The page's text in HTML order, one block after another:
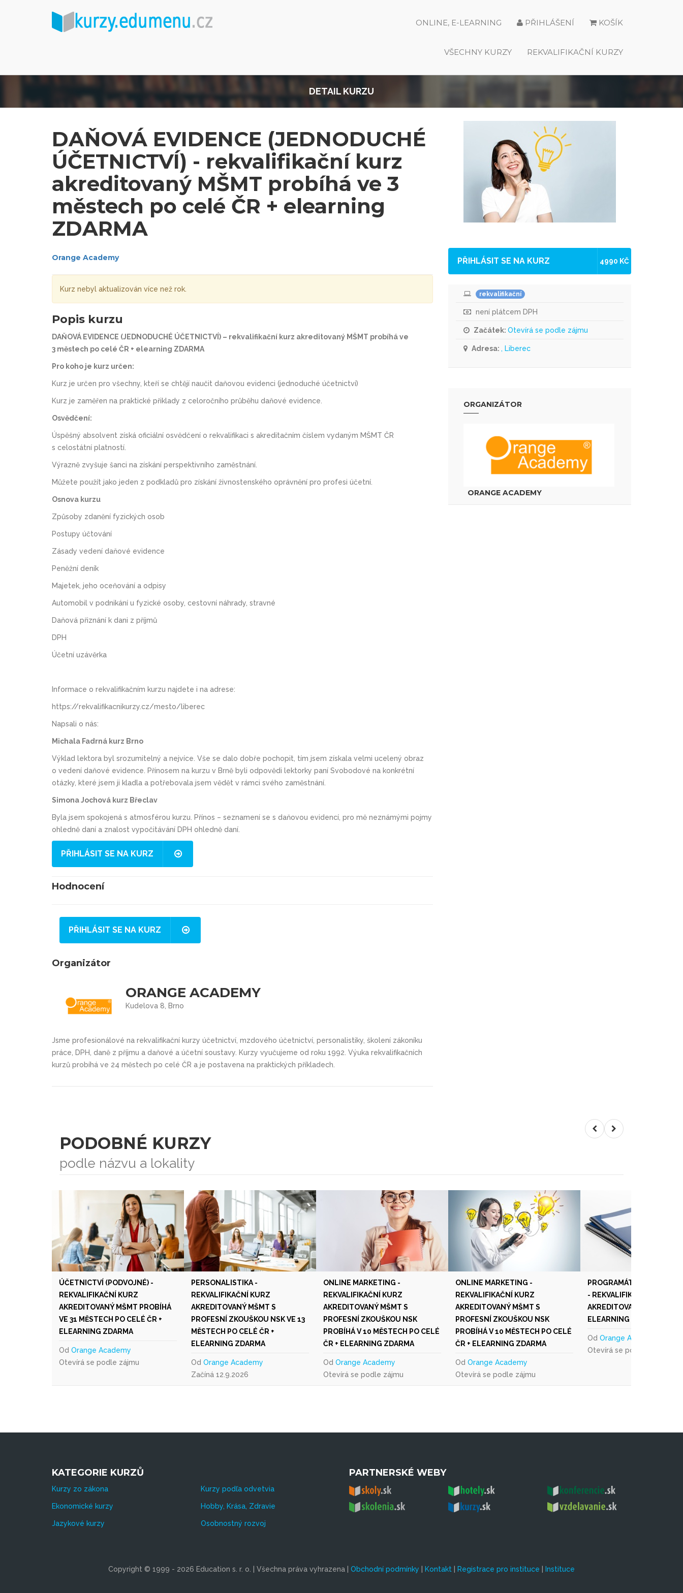
KOŠÍK
PŘIHLÁŠENÍ
ONLINE, E-LEARNING
REKVALIFIKAČNÍ KURZY
VŠECHNY KURZY
DETAIL KURZU
DAŇOVÁ EVIDENCE (JEDNODUCHÉ
ÚČETNICTVÍ) - rekvalifikační kurz
akreditovaný MŠMT probíhá ve 3
městech po celé ČR + elearning
ZDARMA
Orange Academy
Kurz nebyl aktualizován více než rok.
Popis kurzu
DAŇOVÁ EVIDENCE (JEDNODUCHÉ ÚČETNICTVÍ) – rekvalifikační kurz akreditovaný MŠMT probíhá ve
3 městech po celé ČR + elearning ZDARMA
Pro koho je kurz určen:
Kurz je určen pro všechny, kteří se chtějí naučit daňovou evidenci (jednoduché účetnictví)
Kurz je zaměřen na praktické přiklady z celoročního průběhu daňové evidence.
Osvědčení:
Úspěšný absolvent získá oficiální osvědčení o rekvalifikaci s akreditačním číslem vydaným MŠMT ČR
s celostátní platností.
Výrazně zvyšuje šanci na získání perspektivního zaměstnání.
Můžete použít jako jeden z podkladů pro získání živnostenského oprávnění pro profesi účetní.
Osnova kurzu
Způsoby zdanění fyzických osob
Postupy účtování
Zásady vedení daňové evidence
Peněžní deník
Majetek, jeho oceňování a odpisy
Automobil v podnikání u fyzické osoby, cestovní náhrady, stravné
Daňová přiznání k dani z příjmů
DPH
Účetní uzávěrka
Informace o rekvalifikačním kurzu najdete i na adrese:
https://rekvalifikacnikurzy.cz/mesto/liberec
Napsali o nás:
Michala Fadrná kurz Brno
Výklad lektora byl srozumitelný a nejvíce. Vše se dalo dobře pochopit, tím jsem získala velmi ucelený obraz
o vedení daňové evidence. Přínosem na kurzu v Brně byli odpovědi lektorky paní Svobodové na konkrétní
otázky, které jsem ji kladla a potřebovala jsem vědět v rámci svého zaměstnání.
Simona Jochová kurz Břeclav
Byla jsem spokojená s atmosférou kurzu. Přínos – seznamení se s daňovou evidencí, pro mě neznámými pojmy
ohledně daní a znalost vypočitávání DPH ohledně daní.
PŘIHLÁSIT SE NA KURZ
Hodnocení
PŘIHLÁSIT SE NA KURZ
Organizátor
ORANGE ACADEMY
Kudelova 8, Brno
Jsme profesionálové na rekvalifikační kurzy účetnictví, mzdového účetnictví, personalistiky, školení zákoníku
práce, DPH, daně z příjmu a daňové a účetní soustavy. Kurzy vyučujeme od roku 1992. Výuka rekvalifikačních
kurzů probíhá ve 24 městech po celé ČR a je postavena na praktických příkladech.
PŘIHLÁSIT SE NA KURZ 4990 KČ
rekvalifikační
není plátcem DPH
Začátek: Otevírá se podle zájmu
Adresa: , Liberec
ORGANIZÁTOR
ORANGE ACADEMY
PODOBNÉ KURZY
podle názvu a lokality
ÚČETNICTVÍ (PODVOJNÉ) -
REKVALIFIKAČNÍ KURZ
AKREDITOVANÝ MŠMT PROBÍHÁ
VE 31 MĚSTECH PO CELÉ ČR +
ELEARNING ZDARMA
Od Orange Academy
Otevírá se podle zájmu
PERSONALISTIKA -
REKVALIFIKAČNÍ KURZ
AKREDITOVANÝ MŠMT S
PROFESNÍ ZKOUŠKOU NSK VE 13
MĚSTECH PO CELÉ ČR +
ELEARNING ZDARMA
Od Orange Academy
Začíná 12.9.2026
ONLINE MARKETING -
REKVALIFIKAČNÍ KURZ
AKREDITOVANÝ MŠMT S
PROFESNÍ ZKOUŠKOU NSK
PROBÍHÁ V 10 MĚSTECH PO CELÉ
ČR + ELEARNING ZDARMA
Od Orange Academy
Otevírá se podle zájmu
ONLINE MARKETING -
REKVALIFIKAČNÍ KURZ
AKREDITOVANÝ MŠMT S
PROFESNÍ ZKOUŠKOU NSK
PROBÍHÁ V 10 MĚSTECH PO CELÉ
ČR + ELEARNING ZDARMA
Od Orange Academy
Otevírá se podle zájmu
PROGRAMÁTOR WWW
- REKVALIFIKAČNÍ KURZ
AKREDITOVANÝ MŠMT ČR +
ELEARNING ZDARMA
Od Orange Academy
Otevírá se podle zájmu
KATEGORIE KURZŮ
Kurzy zo zákona Kurzy podľa odvetvia
Ekonomické kurzy Hobby, Krása, Zdravie
Jazykové kurzy Osobnostný rozvoj
PARTNERSKÉ WEBY
Copyright © 1999 - 2026 Education s. r. o. | Všechna práva vyhrazena | Obchodní podmínky | Kontakt | Registrace pro instituce | Instituce